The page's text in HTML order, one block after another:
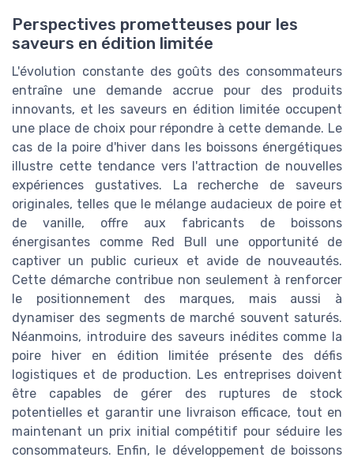
Perspectives prometteuses pour les
saveurs en édition limitée
L'évolution constante des goûts des consommateurs
entraîne une demande accrue pour des produits
innovants, et les saveurs en édition limitée occupent
une place de choix pour répondre à cette demande. Le
cas de la poire d'hiver dans les boissons énergétiques
illustre cette tendance vers l'attraction de nouvelles
expériences gustatives. La recherche de saveurs
originales, telles que le mélange audacieux de poire et
de vanille, offre aux fabricants de boissons
énergisantes comme Red Bull une opportunité de
captiver un public curieux et avide de nouveautés.
Cette démarche contribue non seulement à renforcer
le positionnement des marques, mais aussi à
dynamiser des segments de marché souvent saturés.
Néanmoins, introduire des saveurs inédites comme la
poire hiver en édition limitée présente des défis
logistiques et de production. Les entreprises doivent
être capables de gérer des ruptures de stock
potentielles et garantir une livraison efficace, tout en
maintenant un prix initial compétitif pour séduire les
consommateurs. Enfin, le développement de boissons